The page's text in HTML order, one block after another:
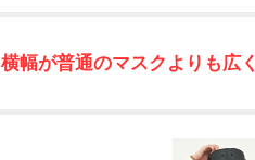
横幅が普通のマスクよりも広く